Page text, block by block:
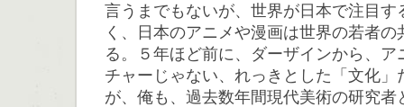
言うまでもないが、世界が日本で注目す
く、日本のアニメや漫画は世界の若者
る。５年ほど前に、ダーザインから、
チャーじゃない、れっきとした「文化」
が、俺も、過去数年間現代美術の研究者